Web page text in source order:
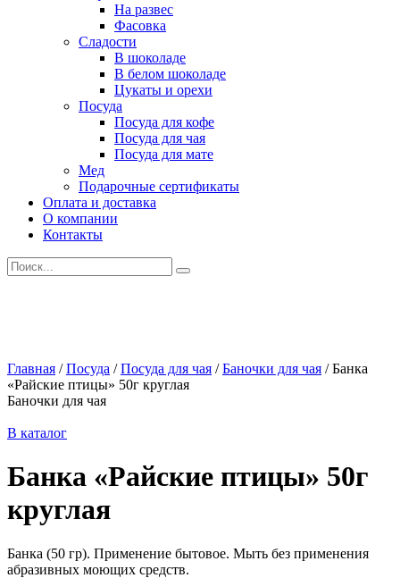
На развес
Фасовка
Сладости
В шоколаде
В белом шоколаде
Цукаты и орехи
Посуда
Посуда для кофе
Посуда для чая
Посуда для мате
Мед
Подарочные сертификаты
Оплата и доставка
О компании
Контакты
Искать:
Главная /Посуда /Посуда для чая /Баночки для чая /Банка
«Райские птицы» 50г круглая
Баночки для чая
В каталог
Банка «Райские птицы» 50г
круглая
Банка (50 гр). Применение бытовое. Мыть без применения
абразивных моющих средств.